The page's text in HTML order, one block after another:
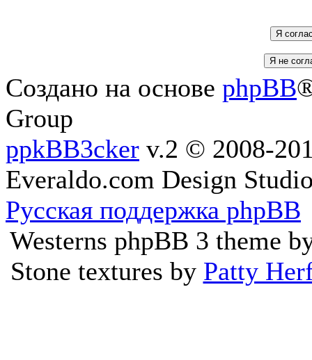
Создано на основе phpBB
Group
ppkBB3cker v.2 © 2008-
Everaldo.com Design
Русская поддержка phpBB
Westerns phpBB 3 theme
Stone textures by Patty